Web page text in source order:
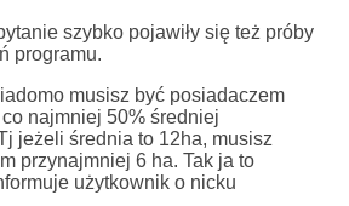
szybko pojawiły się też próby
programu.
musisz być posiadaczem
co najmniej 50% średniej
jeżeli średnia to 12ha, musisz
przynajmniej 6 ha. Tak ja to
użytkownik o nicku